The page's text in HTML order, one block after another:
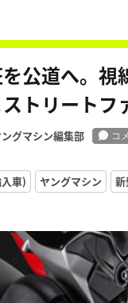
公道へ。視
トリート
グマシン編集部
車) ヤングマシン 新